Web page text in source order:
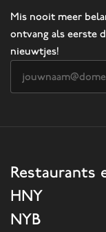
Mis nooit meer
ontvang als eerste
nieuwtjes!
Restaurants
HNY
NYB